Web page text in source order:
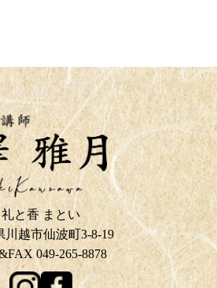
礼と香 まとい
川越市仙波町3-8-19
049-265-8878